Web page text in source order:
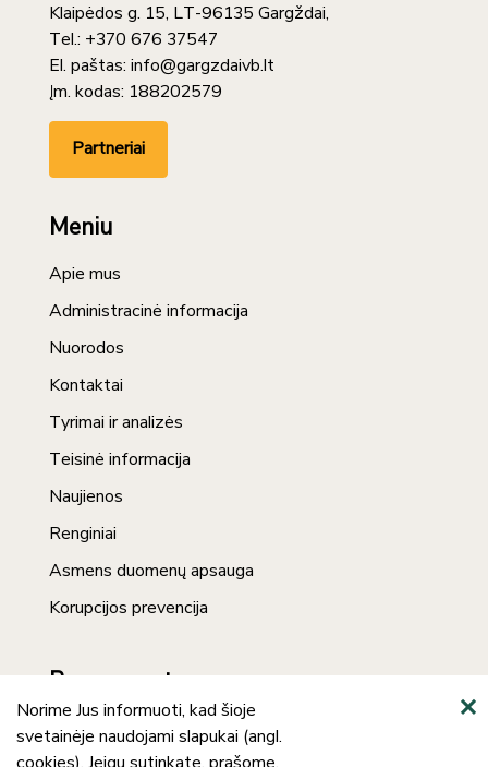
Klaipėdos g. 15, LT-96135 Gargždai,
Tel.: +370 676 37547
El. paštas: info@gargzdaivb.lt
Įm. kodas: 188202579
Partneriai
Meniu
Apie mus
Administracinė informacija
Nuorodos
Kontaktai
Tyrimai ir analizės
Teisinė informacija
Naujienos
Renginiai
Asmens duomenų apsauga
Korupcijos prevencija
Prenumerata
Norime Jus informuoti, kad šioje
svetainėje naudojami slapukai (angl.